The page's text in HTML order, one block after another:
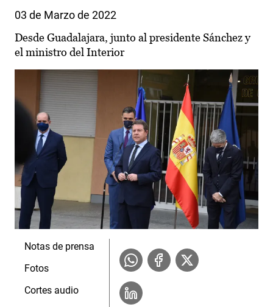
03 de Marzo de 2022
Desde Guadalajara, junto al presidente Sánchez y
el ministro del Interior
Notas de prensa
Fotos
Cortes audio